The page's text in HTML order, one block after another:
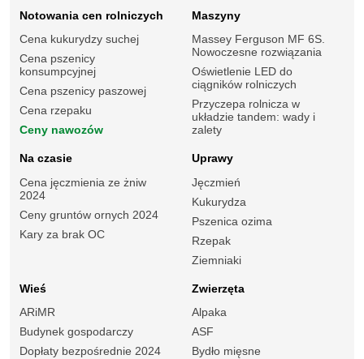
Notowania cen rolniczych
Cena kukurydzy suchej
Cena pszenicy
konsumpcyjnej
Cena pszenicy paszowej
Cena rzepaku
Ceny nawozów
Maszyny
Massey Ferguson MF 6S.
Nowoczesne rozwiązania
Oświetlenie LED do
ciągników rolniczych
Przyczepa rolnicza w
układzie tandem: wady i
zalety
Na czasie
Cena jęczmienia ze żniw
2024
Ceny gruntów ornych 2024
Kary za brak OC
Uprawy
Jęczmień
Kukurydza
Pszenica ozima
Rzepak
Ziemniaki
Wieś
ARiMR
Budynek gospodarczy
Dopłaty bezpośrednie 2024
Zwierzęta
Alpaka
ASF
Bydło mięsne